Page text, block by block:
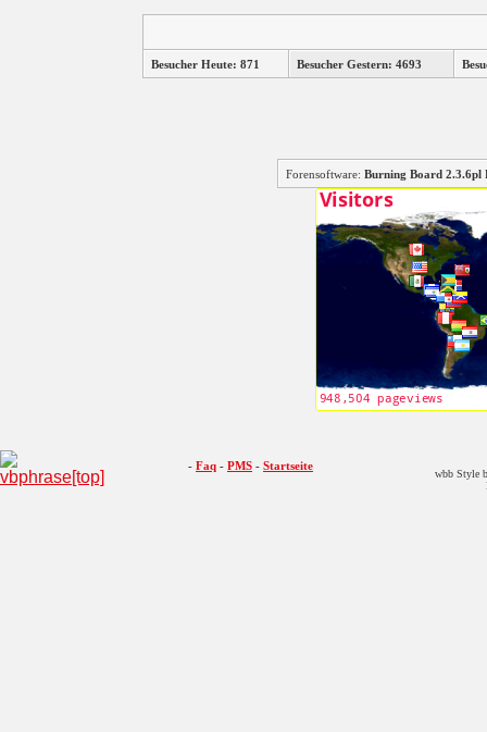
Besucher Heute: 871 Besucher Gestern: 4693
Forensoftware: Burning Board
- Faq - PMS - Startseite
wbb Style